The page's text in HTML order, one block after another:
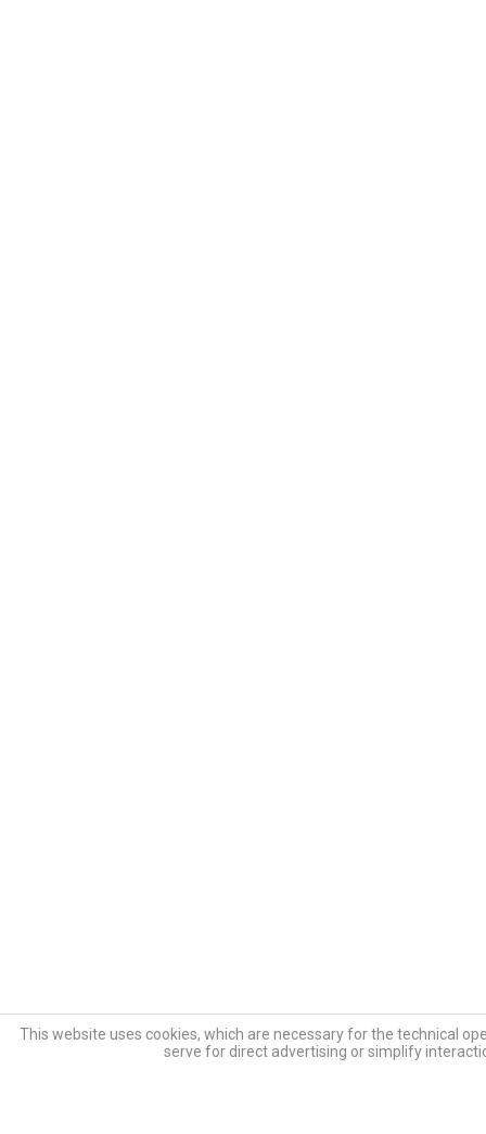
This website uses cookies, which are necessary for the technical
serve for direct advertising or simplify